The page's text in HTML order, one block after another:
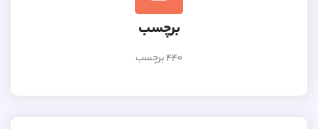
برچسب
440 برچسب